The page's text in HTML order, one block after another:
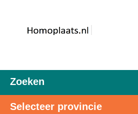
Zoeken
Selecteer provincie